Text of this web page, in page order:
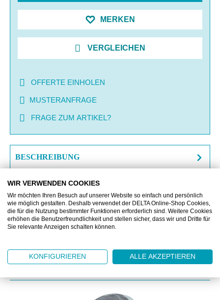
MERKEN
VERGLEICHEN
OFFERTE EINHOLEN
MUSTERANFRAGE
FRAGE ZUM ARTIKEL?
BESCHREIBUNG
ZUSATZINFORMATIONEN
DOWNLOAD
Produktgalerie überspringen
WIR VERWENDEN COOKIES
Wir möchten Ihren Besuch auf unserer Website so einfach und persönlich
wie möglich gestalten. Deshalb verwendet der DELTA Online-Shop Cookies,
die für die Nutzung bestimmter Funktionen erforderlich sind. Weitere Cookies
erhöhen die Benutzerfreundlichkeit und stellen sicher, dass wir und Dritte für
Sie relevante Anzeigen schalten können.
KONFIGURIEREN ALLE AKZEPTIEREN